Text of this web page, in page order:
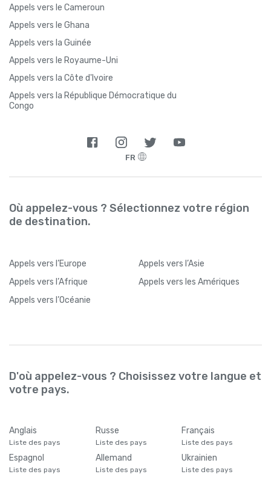
Appels vers le Cameroun
Appels vers le Ghana
Appels vers la Guinée
Appels vers le Royaume-Uni
Appels vers la Côte d'Ivoire
Appels vers la République Démocratique du
Congo
FR
Où appelez-vous ? Sélectionnez votre région
de destination.
Appels vers l’Europe Appels vers l’Asie
Appels vers l’Afrique Appels vers les Amériques
Appels vers l’Océanie
D'où appelez-vous ? Choisissez votre langue et
votre pays.
Anglais
Liste des pays
Russe
Liste des pays
Français
Liste des pays
Espagnol
Liste des pays
Allemand
Liste des pays
Ukrainien
Liste des pays